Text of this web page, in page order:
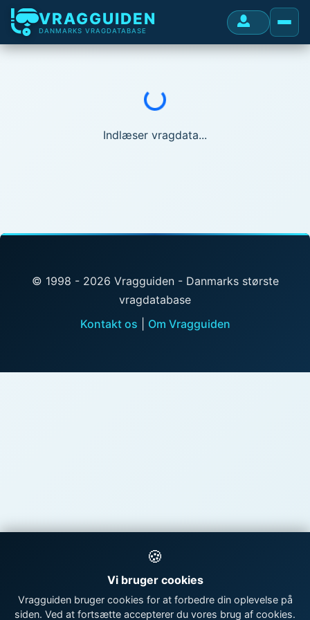
VRAGGUIDEN
DANMARKS VRAGDATABASE
Indlæser...
Indlæser vragdata...
© 1998 - 2026 Vragguiden - Danmarks største
vragdatabase
Kontakt os
Om Vragguiden
🍪
Vi bruger cookies
Vragguiden bruger cookies for at forbedre din oplevelse på
siden. Ved at fortsætte accepterer du vores brug af cookies.